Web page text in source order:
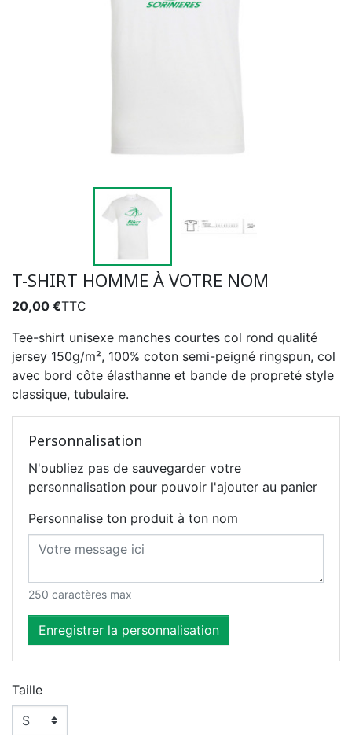
T-SHIRT HOMME À VOTRE NOM
20,00 €TTC
Tee-shirt unisexe manches courtes col rond qualité
jersey 150g/m², 100% coton semi-peigné ringspun, col
avec bord côte élasthanne et bande de propreté style
classique, tubulaire.
Personnalisation
N'oubliez pas de sauvegarder votre
personnalisation pour pouvoir l'ajouter au panier
Personnalise ton produit à ton nom
250 caractères max
Enregistrer la personnalisation
Taille